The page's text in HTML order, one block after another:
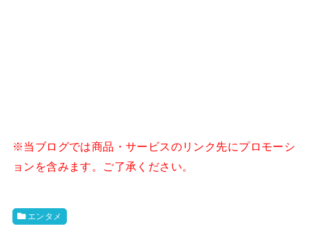
※当ブログでは商品・サービスのリンク先にプロモーシ
ョンを含みます。ご了承ください。
エンタメ